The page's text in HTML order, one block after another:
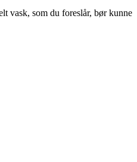
vask, som du foreslår, bør kunne